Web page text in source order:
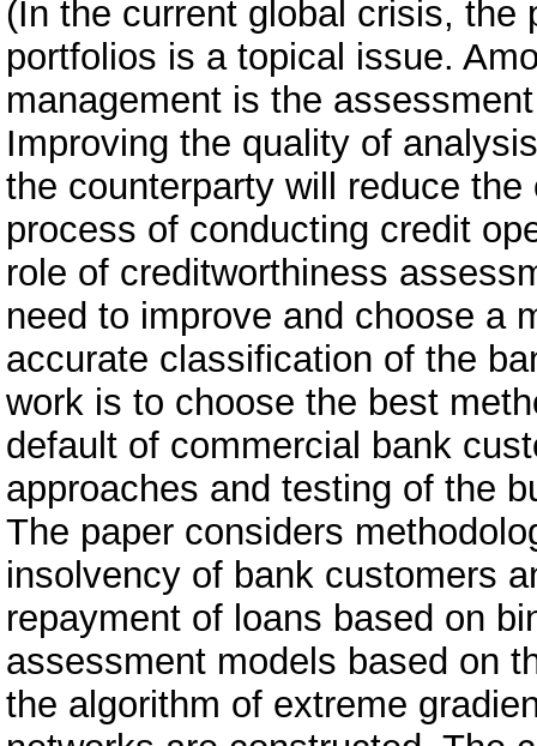
(In the current global crisis, the
portfolios is a topical issue.
management is the
Improving the quality of
the counterparty will reduce
process of conducting credit
role of creditworthiness
need to improve and choose a
accurate classification of the
work is to choose the best
default of commercial bank
approaches and testing of the
The paper considers
insolvency of bank customers
repayment of loans based on
assessment models based on
the algorithm of extreme